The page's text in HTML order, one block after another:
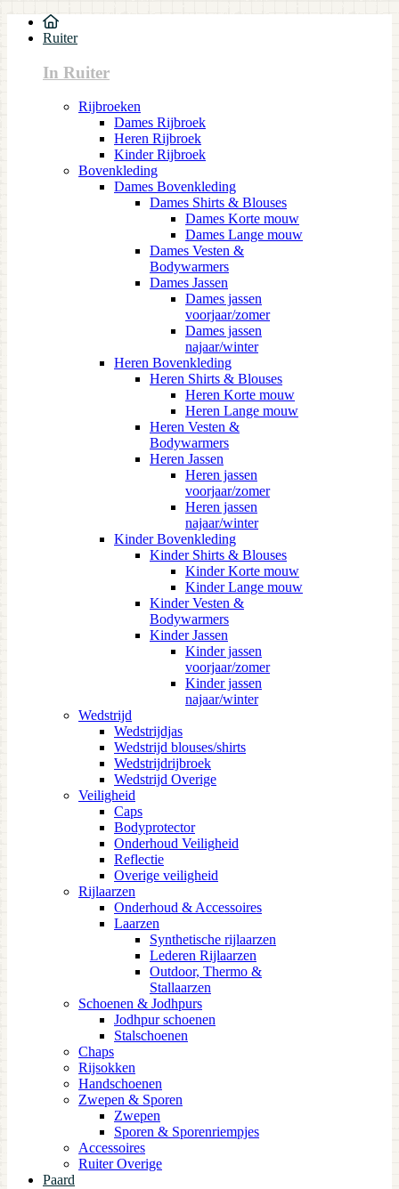
Ruiter
In Ruiter
Rijbroeken
Dames Rijbroek
Heren Rijbroek
Kinder Rijbroek
Bovenkleding
Dames Bovenkleding
Dames Shirts & Blouses
Dames Korte mouw
Dames Lange mouw
Dames Vesten &
Bodywarmers
Dames Jassen
Dames jassen
voorjaar/zomer
Dames jassen
najaar/winter
Heren Bovenkleding
Heren Shirts & Blouses
Heren Korte mouw
Heren Lange mouw
Heren Vesten &
Bodywarmers
Heren Jassen
Heren jassen
voorjaar/zomer
Heren jassen
najaar/winter
Kinder Bovenkleding
Kinder Shirts & Blouses
Kinder Korte mouw
Kinder Lange mouw
Kinder Vesten &
Bodywarmers
Kinder Jassen
Kinder jassen
voorjaar/zomer
Kinder jassen
najaar/winter
Wedstrijd
Wedstrijdjas
Wedstrijd blouses/shirts
Wedstrijdrijbroek
Wedstrijd Overige
Veiligheid
Caps
Bodyprotector
Onderhoud Veiligheid
Reflectie
Overige veiligheid
Rijlaarzen
Onderhoud & Accessoires
Laarzen
Synthetische rijlaarzen
Lederen Rijlaarzen
Outdoor, Thermo &
Stallaarzen
Schoenen & Jodhpurs
Jodhpur schoenen
Stalschoenen
Chaps
Rijsokken
Handschoenen
Zwepen & Sporen
Zwepen
Sporen & Sporenriempjes
Accessoires
Ruiter Overige
Paard